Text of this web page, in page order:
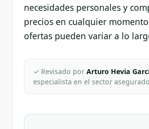
necesidades personales y
precios en cualquier
ofertas pueden variar a lo
✓ Revisado por Arturo Hevia
especialista en el sector